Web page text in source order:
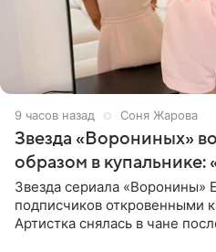
9 часов назад Соня Жарова
Звезда «Ворониных»
образом в купальнике:
Звезда сериала «Воронины»
подписчиков откровенными
Артистка снялась в чане